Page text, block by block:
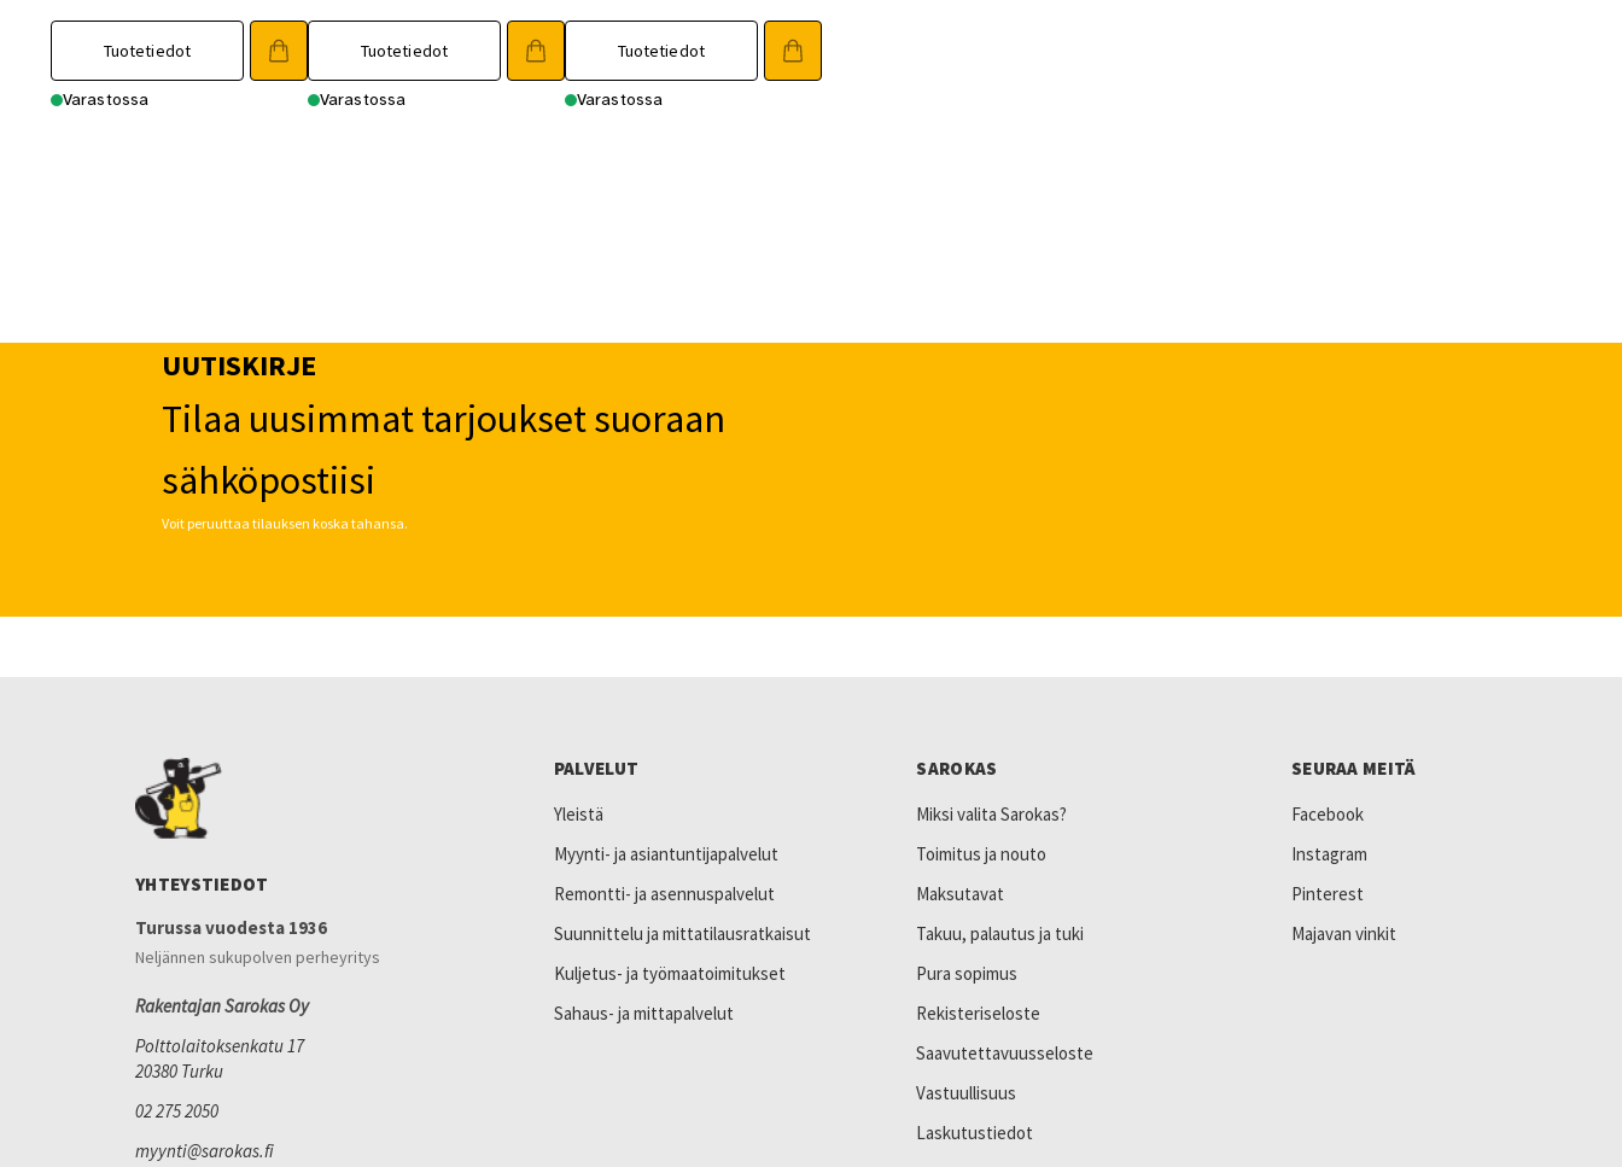
Tuotetiedot
Varastossa
Tuotetiedot
Varastossa
Tuotetiedot
Varastossa
UUTISKIRJE
Tilaa uusimmat tarjoukset suoraan
sähköpostiisi
Voit peruuttaa tilauksen koska tahansa.
YHTEYSTIEDOT
Turussa vuodesta 1936
Neljännen sukupolven perheyritys
Rakentajan Sarokas Oy
Polttolaitoksenkatu 17
20380 Turku
02 275 2050
myynti@sarokas.fi
PALVELUT
Yleistä
Myynti- ja asiantuntijapalvelut
Remontti- ja asennuspalvelut
Suunnittelu ja mittatilausratkaisut
Kuljetus- ja työmaatoimitukset
Sahaus- ja mittapalvelut
SAROKAS
Miksi valita Sarokas?
Toimitus ja nouto
Maksutavat
Takuu, palautus ja tuki
Pura sopimus
Rekisteriseloste
Saavutettavuusseloste
Vastuullisuus
Laskutustiedot
SEURAA MEITÄ
Facebook
Instagram
Pinterest
Majavan vinkit